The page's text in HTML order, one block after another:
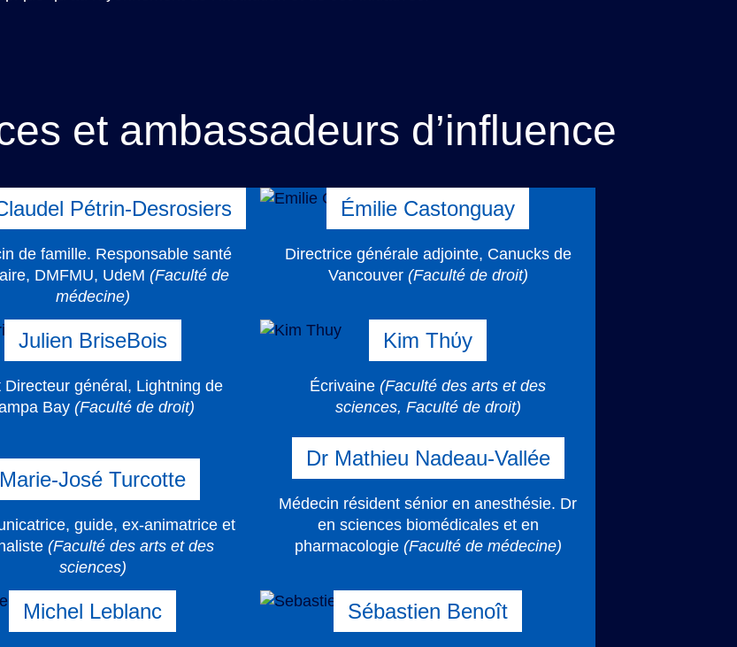
et ambassadeurs d’influence
Pétrin-Desrosiers
de famille. Responsable santé
DMFMU, UdeM(Faculté de
médecine)
Émilie Castonguay
Directrice générale adjointe, Canucks de
Vancouver (Faculté de droit)
Julien BriseBois
Directeur général, Lightning de
Bay(Faculté de droit)
Kim Thύy
Écrivaine(Faculté des arts et des
sciences, Faculté de droit)
Marie-José Turcotte
guide, ex-animatrice et
(Faculté des arts et des
sciences)
Dr Mathieu Nadeau-Vallée
Médecin résident sénior en anesthésie. Dr
en sciences biomédicales et en
pharmacologie (Faculté de médecine)
Michel Leblanc Sébastien Benoît